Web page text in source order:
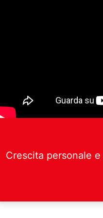
Crescita personale